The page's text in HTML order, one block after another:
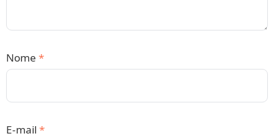
Nome *
E-mail *